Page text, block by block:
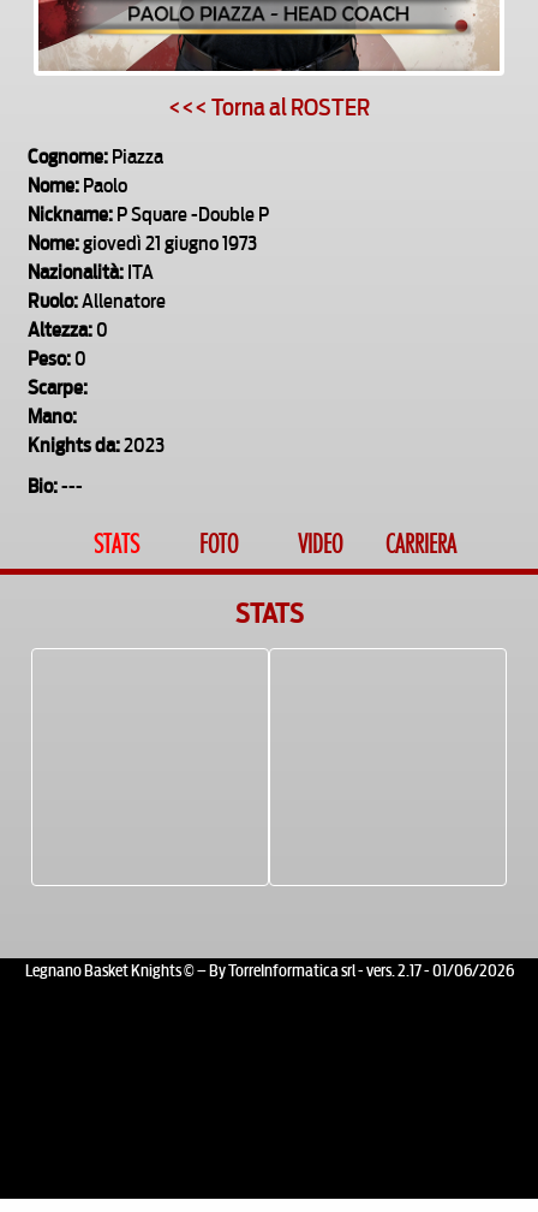
<<< Torna al ROSTER
Cognome:Piazza
Nome:Paolo
Nickname:P Square -Double P
Nome:giovedì 21 giugno 1973
Nazionalità:ITA
Ruolo:Allenatore
Altezza:0
Peso:0
Scarpe:
Mano:
Knights da:2023
Bio:---
STATS FOTO VIDEO CARRIERA
STATS
Legnano Basket Knights © – By TorreInformatica srl - vers. 2.17 - 01/06/2026